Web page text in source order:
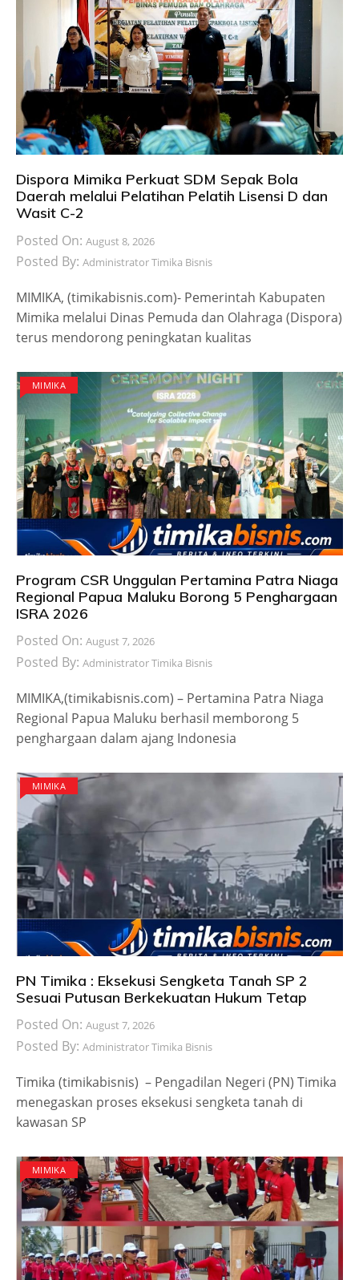
Dispora Mimika Perkuat SDM Sepak Bola
Daerah melalui Pelatihan Pelatih Lisensi D dan
Wasit C-2
Posted On: August 8, 2026
Posted By: Administrator Timika Bisnis
MIMIKA, (timikabisnis.com)- Pemerintah Kabupaten
Mimika melalui Dinas Pemuda dan Olahraga (Dispora)
terus mendorong peningkatan kualitas
MIMIKA
Program CSR Unggulan Pertamina Patra Niaga
Regional Papua Maluku Borong 5 Penghargaan
ISRA 2026
Posted On: August 7, 2026
Posted By: Administrator Timika Bisnis
MIMIKA,(timikabisnis.com) – Pertamina Patra Niaga
Regional Papua Maluku berhasil memborong 5
penghargaan dalam ajang Indonesia
MIMIKA
PN Timika : Eksekusi Sengketa Tanah SP 2
Sesuai Putusan Berkekuatan Hukum Tetap
Posted On: August 7, 2026
Posted By: Administrator Timika Bisnis
Timika (timikabisnis) – Pengadilan Negeri (PN) Timika
menegaskan proses eksekusi sengketa tanah di
kawasan SP
MIMIKA